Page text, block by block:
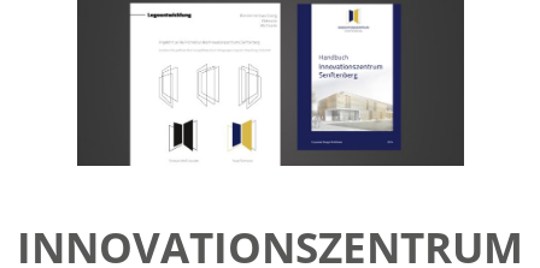
INNOVATIONSZENTRUM